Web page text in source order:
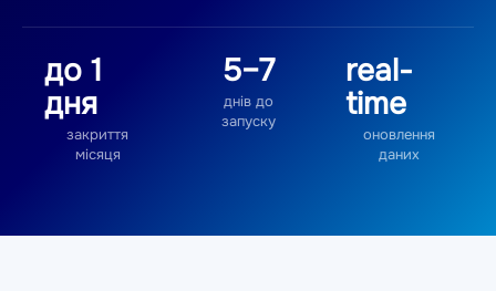
до 1
дня
закриття
місяця
5–7
днів до
запуску
real-
time
оновлення
даних